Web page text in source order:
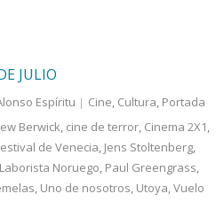
JULIO
Espíritu Cine, Cultura, Portada
Berwick, cine de terror, Cinema 2X1,
de Venecia, Jens Stoltenberg,
Noruego, Paul Greengrass,
, Uno de nosotros, Utoya,Vuelo